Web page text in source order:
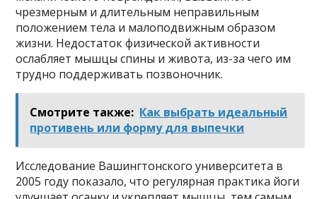
чрезмерным и длительным неправильным
положением тела и малоподвижным образом
жизни. Недостаток физической активности
ослабляет мышцы спины и живота, из-за чего им
трудно поддерживать позвоночник.
Смотрите также: Как выбрать идеальный
противень или форму для выпечки
Исследование Вашингтонского университета в
2005 году показало, что регулярная практика йоги